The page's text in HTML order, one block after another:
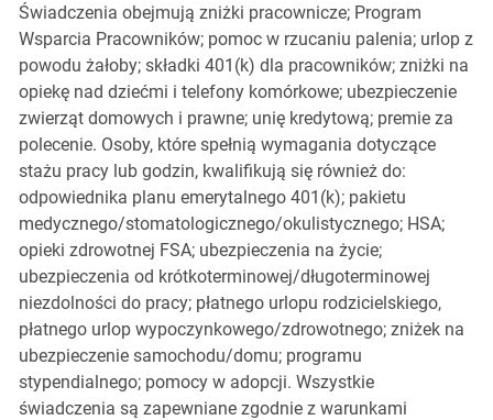
Świadczenia obejmują zniżki pracownicze; Program
Wsparcia Pracowników; pomoc w rzucaniu palenia; urlop z
powodu żałoby; składki 401(k) dla pracowników; zniżki na
opiekę nad dziećmi i telefony komórkowe; ubezpieczenie
zwierząt domowych i prawne; unię kredytową; premie za
polecenie. Osoby, które spełnią wymagania dotyczące
stażu pracy lub godzin, kwalifikują się również do:
odpowiednika planu emerytalnego 401(k); pakietu
medycznego/stomatologicznego/okulistycznego; HSA;
opieki zdrowotnej FSA; ubezpieczenia na życie;
ubezpieczenia od krótkoterminowej/długoterminowej
niezdolności do pracy; płatnego urlopu rodzicielskiego,
płatnego urlop wypoczynkowego/zdrowotnego; zniżek na
ubezpieczenie samochodu/domu; programu
stypendialnego; pomocy w adopcji. Wszystkie
świadczenia są zapewniane zgodnie z warunkami